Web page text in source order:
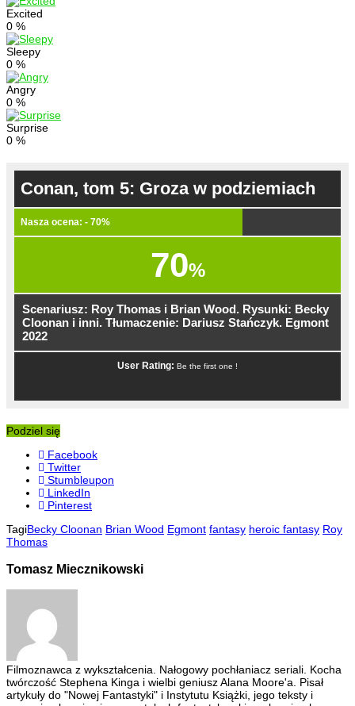
Excited
0 %
Sleepy
0 %
Angry
0 %
Surprise
0 %
Conan, tom 5: Groza w podziemiach
Nasza ocena: - 70%
70%
Scenariusz: Roy Thomas i Brian Wood. Rysunki: Becky
Cloonan i inni. Tłumaczenie: Dariusz Stańczyk. Egmont
2022
User Rating: Be the first one !
Podziel się
Facebook
Twitter
Stumbleupon
LinkedIn
Pinterest
TagiBecky Cloonan Brian Wood Egmont fantasy heroic fantasy Roy
Thomas
Tomasz Miecznikowski
Filmoznawca z wykształcenia. Nałogowy pochłaniacz seriali. Kocha
twórczość Stephena Kinga i wielbi geniusz Alana Moore'a. Pisał
artykuły do "Nowej Fantastyki" i Instytutu Książki, jego teksty i